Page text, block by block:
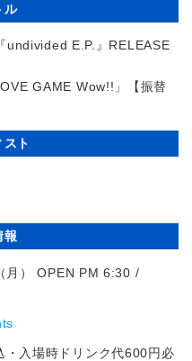
ル
E.P.』RELEASE
GAME Wow!!」【振替
スト
報
月） OPEN PM 6:30 /
・入場時ドリンク代600円必